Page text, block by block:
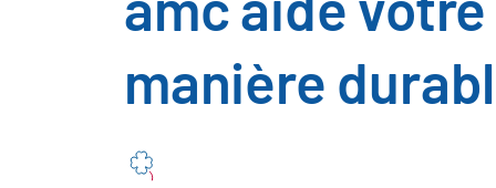
manière
Secteur des